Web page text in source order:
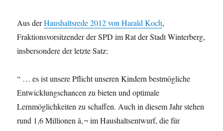
Aus derHaushaltsrede 2012 von Harald Koch,
Fraktionsvorsitzender der SPD im Rat der Stadt Winterberg,
insbersondere der letzte Satz:
“ … es ist unsere Pflicht unseren Kindern bestmögliche
Entwicklungschancen zu bieten und optimale
Lernmöglichkeiten zu schaffen. Auch in diesem Jahr stehen
rund 1,6 Millionen â‚¬ im Haushaltsentwurf, die für